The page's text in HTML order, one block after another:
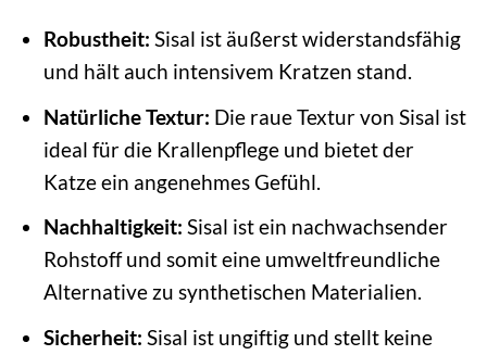
Robustheit: Sisal ist äußerst widerstandsfähig
und hält auch intensivem Kratzen stand.
Natürliche Textur: Die raue Textur von Sisal ist
ideal für die Krallenpflege und bietet der
Katze ein angenehmes Gefühl.
Nachhaltigkeit: Sisal ist ein nachwachsender
Rohstoff und somit eine umweltfreundliche
Alternative zu synthetischen Materialien.
Sicherheit: Sisal ist ungiftig und stellt keine